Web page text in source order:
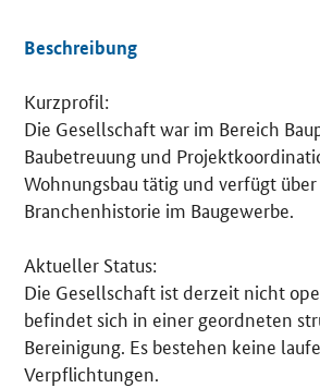
Details
Beschreibung
Kurzprofil:
Die Gesellschaft war im Bereich
Baubetreuung und
Wohnungsbau tätig und verfügt
Branchenhistorie im Baugewerbe.
Aktueller Status:
Die Gesellschaft ist derzeit nicht
befindet sich in einer geordneten
Bereinigung. Es bestehen keine
Verpflichtungen.